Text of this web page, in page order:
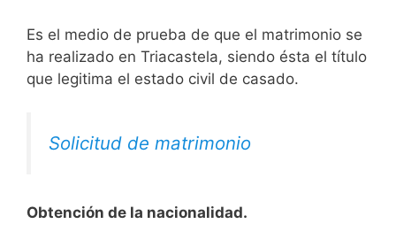
Es el medio de prueba de que el matrimonio se
ha realizado en Triacastela, siendo ésta el título
que legitima el estado civil de casado.
Solicitud de matrimonio
Obtención de la nacionalidad.